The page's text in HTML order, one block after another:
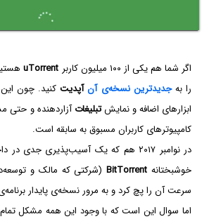
اگر شما هم یکی از ۱۰۰ میلیون کاربر uTorrent
را بهجدیدترین نسخه‌ی آن آپدیتکنید. چون
ابزارهای اضافه و نمایشتبلیغاتآزاردهنده و حتی
کامپیوترهای کاربران مسبوق به سابقه است.
در نوامبر ۲۰۱۷ هم که یک آسیب‌پذیری
خوشبختانه BitTorrent
سرعت آن را پچ کرد و به مرور نسخه‌ی پایدار
اما سوال این است که با وجود این همه مشکل